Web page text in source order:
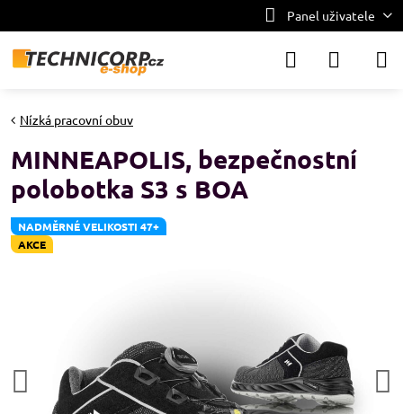
Panel uživatele
NADMĚRNÉ VELIKOSTI 47+
AKCE
Nízká pracovní obuv
MINNEAPOLIS, bezpečnostní
polobotka S3 s BOA